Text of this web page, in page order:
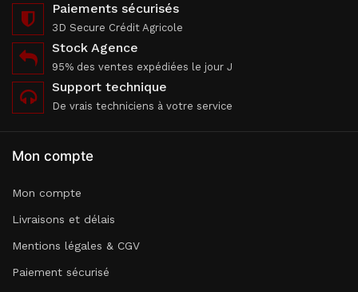
Paiements sécurisés
3D Secure Crédit Agricole
Stock Agence
95% des ventes expédiées le jour J
Support technique
De vrais techniciens à votre service
Mon compte
Mon compte
Livraisons et délais
Mentions légales & CGV
Paiement sécurisé